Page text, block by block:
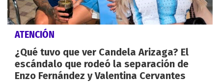
ATENCIÓN
¿Qué tuvo que ver Candela Arizaga? El
escándalo que rodeó la separación de
Enzo Fernández y Valentina Cervantes